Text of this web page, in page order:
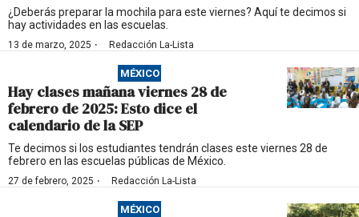
¿Deberás preparar la mochila para este viernes? Aquí te decimos si
hay actividades en las escuelas.
13 de marzo, 2025 · Redacción La-Lista
MÉXICO
Hay clases mañana viernes 28 de
febrero de 2025: Esto dice el
calendario de la SEP
Te decimos si los estudiantes tendrán clases este viernes 28 de
febrero en las escuelas públicas de México.
27 de febrero, 2025 · Redacción La-Lista
MÉXICO